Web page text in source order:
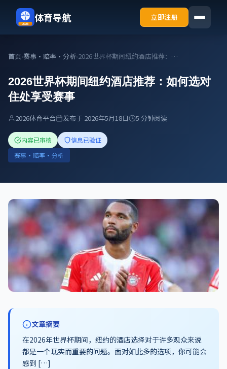
2026
体育导航 立即注册
首页›赛事・赔率・分析› 2026世界杯期间纽约酒店推荐：如何选对住处享受赛事
2026世界杯期间纽约酒店推荐：如何选对
住处享受赛事
2026体育平台 发布于 2026年5月18日 5 分钟阅读
内容已审核
信息已验证
赛事・赔率・分析
文章摘要
在2026年世界杯期间，纽约的酒店选择对于许多观众来说
都是一个现实而重要的问题。面对如此多的选项，你可能会
感到 […]